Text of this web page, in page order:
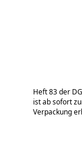
Heft 83 der
ist ab sofort
Verpackung